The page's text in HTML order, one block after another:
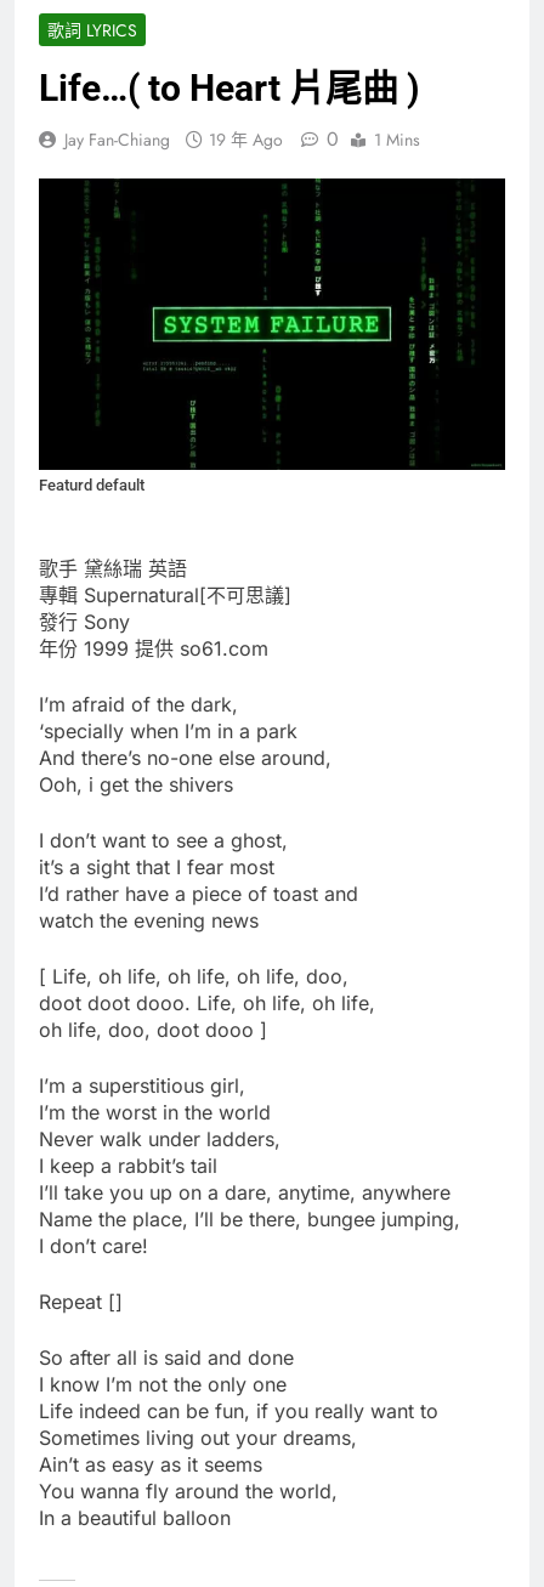
歌詞 LYRICS
Life…( to Heart 片尾曲 )
Jay Fan-Chiang 19 年 Ago 0 1 Mins
Featurd default
歌手 黛絲瑞 英語
專輯 Supernatural[不可思議]
發行 Sony
年份 1999 提供 so61.com
I’m afraid of the dark,
‘specially when I’m in a park
And there’s no-one else around,
Ooh, i get the shivers
I don’t want to see a ghost,
it’s a sight that I fear most
I’d rather have a piece of toast and
watch the evening news
[ Life, oh life, oh life, oh life, doo,
doot doot dooo. Life, oh life, oh life,
oh life, doo, doot dooo ]
I’m a superstitious girl,
I’m the worst in the world
Never walk under ladders,
I keep a rabbit’s tail
I’ll take you up on a dare, anytime, anywhere
Name the place, I’ll be there, bungee jumping,
I don’t care!
Repeat []
So after all is said and done
I know I’m not the only one
Life indeed can be fun, if you really want to
Sometimes living out your dreams,
Ain’t as easy as it seems
You wanna fly around the world,
In a beautiful balloon